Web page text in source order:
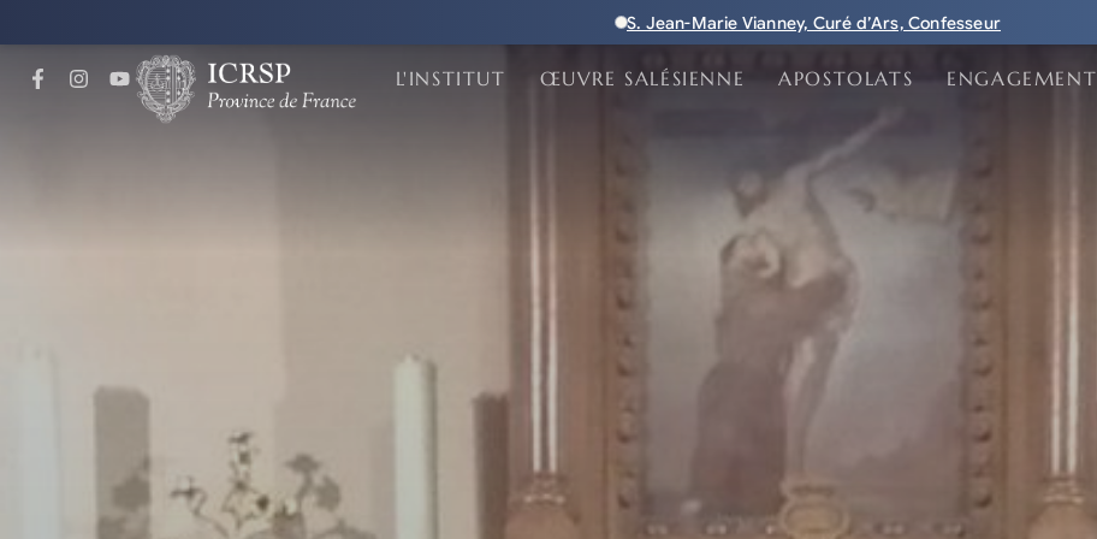
S. Jean-Marie Vianney, Curé d’Ars, Confesseur
L'INSTITUT ŒUVRE SALÉSIENNE APOSTOLATS ENGAGEMENT